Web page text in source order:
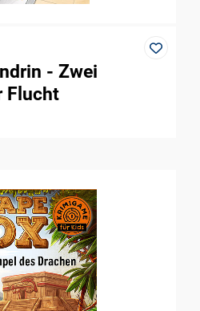
- Zwei
Flucht